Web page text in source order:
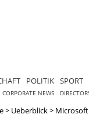
POLITIK SPORT
CORPORATE NEWS
> Ueberblick>